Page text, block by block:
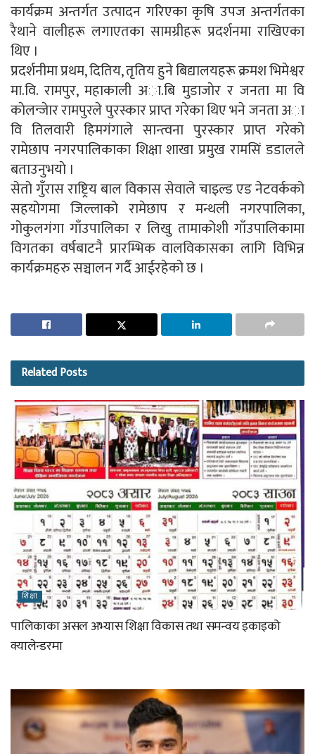
कार्यक्रम अन्तर्गत उत्पादन गरिएका कृषि उपज अन्तर्गतका
रैथाने वालीहरू लगाएतका सामग्रीहरू प्रदर्शनमा राखिएका
थिए ।
प्रदर्शनीमा प्रथम, दितिय, तृतिय हुने बिद्यालयहरू क्रमश भिमेश्वर
मा.वि. रामपुर, महाकाली अा.बि मुडाजाेर र जनता मा वि
काेलन्जेार रामपुरले पुरस्कार प्राप्त गरेका थिए भने जनता अा
वि तिलवारी हिमगंगाले सान्त्वना पुरस्कार प्राप्त गरेकाे
रामेछाप नगरपालिकाका शिक्षा शाखा प्रमुख रामसिं डडालले
बताउनुभयाे ।
सेतो गुँरास राष्ट्रिय बाल विकास सेवाले चाइल्ड एड नेटवर्कको
सहयोगमा जिल्लाको रामेछाप र मन्थली नगरपालिका,
गोकुलगंगा गाँउपालिका र लिखु तामाकोशी गाँउपालिकामा
विगतका वर्षबाटनै प्रारम्भिक वालविकासका लागि विभिन्न
कार्यक्रमहरु सञ्चालन गर्दै आईरहेको छ ।
RelatedPosts
शिक्षा
पालिकाका असल अभ्यास शिक्षा विकास तथा समन्वय इकाइको
क्यालेन्डरमा